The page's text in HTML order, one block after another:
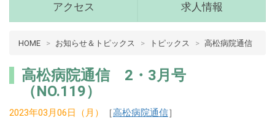
県
和
市)
メ
ュ
アクセス 求人情報
病
介
護
和
HOME お知らせ＆トピックス トピックス 高松病院通信
高松病院通信 2・3月号
（NO.119）
2023年03月06日（月） ［高松病院通信］